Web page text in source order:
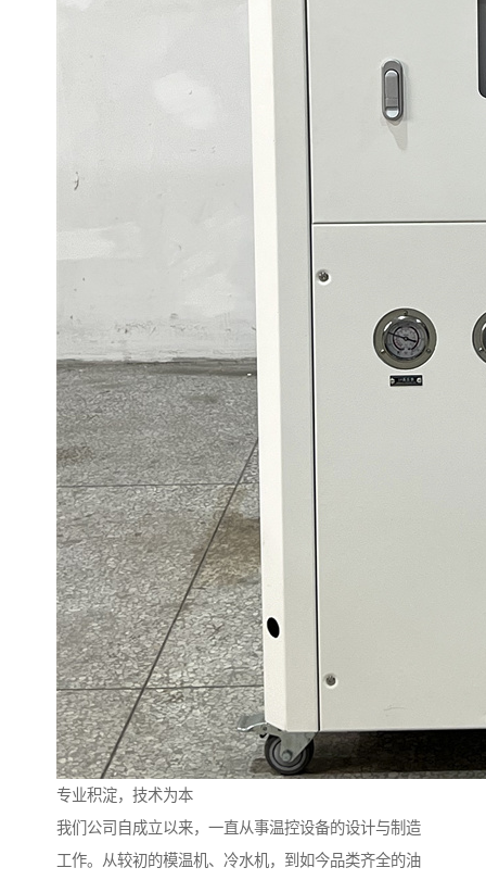
专业积淀，技术为本
我们公司自成立以来，一直从事温控设备的设计与制造
工作。从较初的模温机、冷水机，到如今品类齐全的油